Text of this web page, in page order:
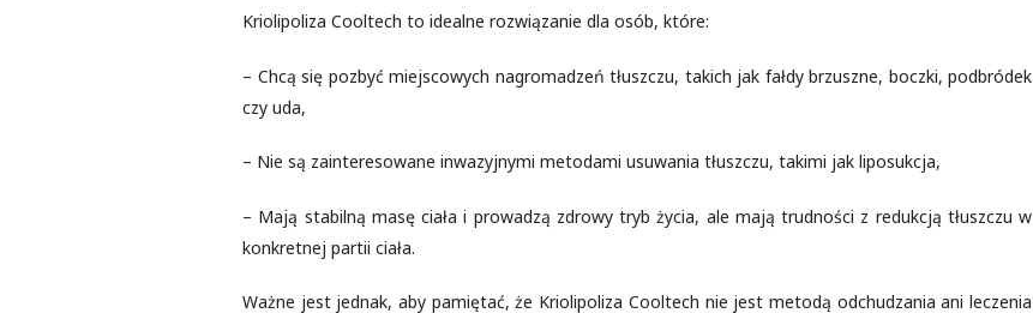
Kriolipoliza Cooltech to idealne rozwiązanie dla osób, które:
– Chcą się pozbyć miejscowych nagromadzeń tłuszczu, takich jak fałdy brzuszne, boczki, podbródek
czy uda,
– Nie są zainteresowane inwazyjnymi metodami usuwania tłuszczu, takimi jak liposukcja,
– Mają stabilną masę ciała i prowadzą zdrowy tryb życia, ale mają trudności z redukcją tłuszczu w
konkretnej partii ciała.
Ważne jest jednak, aby pamiętać, że Kriolipoliza Cooltech nie jest metodą odchudzania ani leczenia